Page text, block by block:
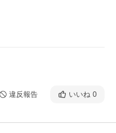
違反報告 いいね 0